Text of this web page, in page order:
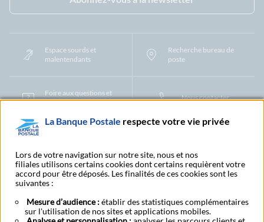
Espace sourds et
malentendants
Recherche bureau de
poste
Foire aux questions et
centre d'aide
Nous contacter
Protection des Données à Caractère PersonnelFiliales et partenaires
CookiesGestion des cookiesActualiser vos informations
Contestation et réclamation Coordonnées Centres Financiers
Alertes fraudes et points de vigilance Actualités réglementaires CGU
Aide navigateur et systèmes d'exploitation
La Banque Postale respecte votre vie privée
Lors de votre navigation sur notre site, nous et nos
filiales utilisons certains cookies dont certains requièrent votre
accord pour être déposés. Les finalités de ces cookies sont les
suivantes :
Mesure d’audience :établir des statistiques complémentaires
sur l'utilisation de nos sites et applications mobiles.